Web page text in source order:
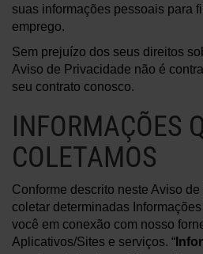
suas informações pessoais para
emprego.
Sem prejuízo dos seus direitos
Aviso de Privacidade não é
seu contrato conosco.
INFORMAÇÕES
COLETAMOS
Conforme descrito neste Aviso
coletar determinadas
você em conexão com nosso
Aplicativos/Sites e serviços. “